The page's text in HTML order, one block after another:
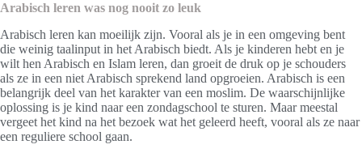
Arabisch leren was nog nooit zo leuk
Arabisch leren kan moeilijk zijn. Vooral als je in een omgeving bent
die weinig taalinput in het Arabisch biedt. Als je kinderen hebt en je
wilt hen Arabisch en Islam leren, dan groeit de druk op je schouders
als ze in een niet Arabisch sprekend land opgroeien. Arabisch is een
belangrijk deel van het karakter van een moslim. De waarschijnlijke
oplossing is je kind naar een zondagschool te sturen. Maar meestal
vergeet het kind na het bezoek wat het geleerd heeft, vooral als ze naar
een reguliere school gaan.